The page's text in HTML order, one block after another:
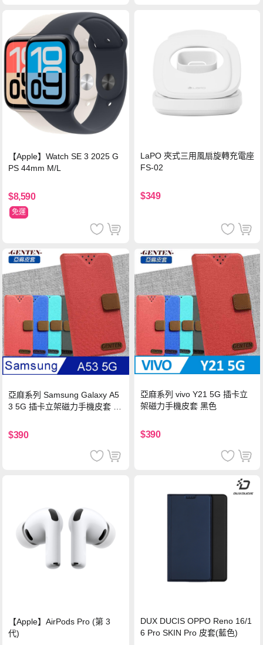
【Apple】Watch SE 3 2025 G
PS 44mm M/L
$8,590
免運
LaPO 夾式三用風扇旋轉充電座
FS-02
$349
亞麻系列 Samsung Galaxy A5
3 5G 插卡立架磁力手機皮套 藍
$390
亞麻系列 vivo Y21 5G 插卡立
架磁力手機皮套 黑色
$390
【Apple】AirPods Pro (第 3
代)
DUX DUCIS OPPO Reno 16/1
6 Pro SKIN Pro 皮套(藍色)